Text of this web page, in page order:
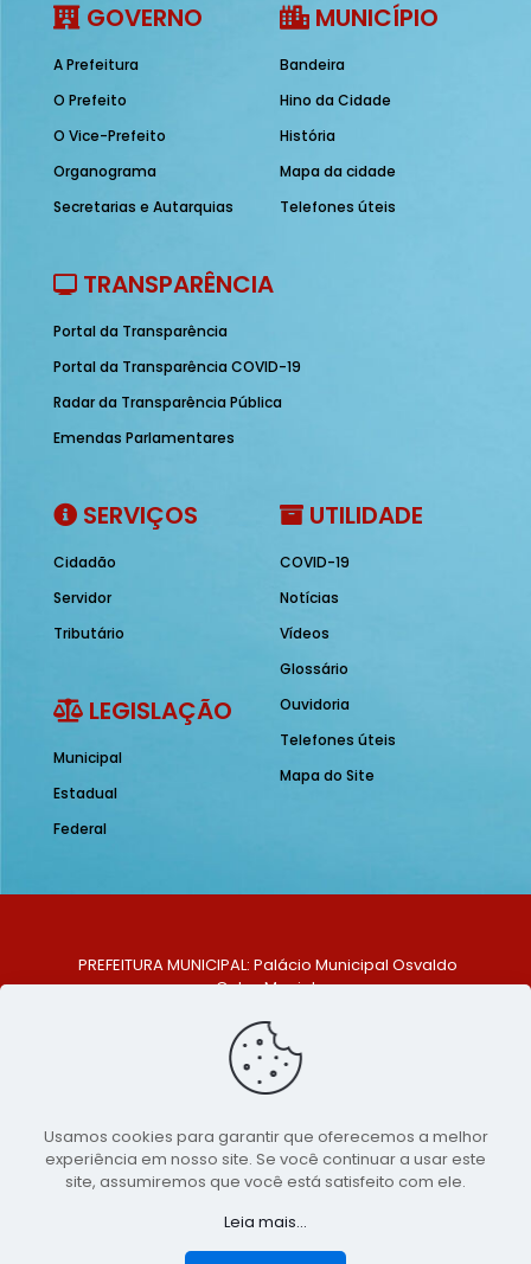
GOVERNO
A Prefeitura
O Prefeito
O Vice-Prefeito
Organograma
Secretarias e Autarquias
MUNICÍPIO
Bandeira
Hino da Cidade
História
Mapa da cidade
Telefones úteis
TRANSPARÊNCIA
Portal da Transparência
Portal da Transparência COVID-19
Radar da Transparência Pública
Emendas Parlamentares
SERVIÇOS
Cidadão
Servidor
Tributário
LEGISLAÇÃO
Municipal
Estadual
Federal
UTILIDADE
COVID-19
Notícias
Vídeos
Glossário
Ouvidoria
Telefones úteis
Mapa do Site
PREFEITURA MUNICIPAL: Palácio Municipal Osvaldo
Celso Maciel
Centro, São Bento do Una - PE. CEP: 553370-128
TELEFONE: (81) 99548-1569
E-MAIL: ouvidoria@saobentodouna.pe.gov.br
Copyright 2021-2026 - Assessoria de Comunicação da
Prefeitura de São Bento do Una - PE
publicidadeLumusWeb - Agência Digital
Usamos cookies para garantir que oferecemos a melhor
experiência em nosso site. Se você continuar a usar este
site, assumiremos que você está satisfeito com ele.
Leia mais...